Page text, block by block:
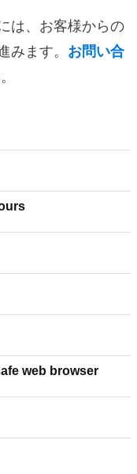
は、お客様からの
みます。 お問い合
Browser: fast private safe web browser